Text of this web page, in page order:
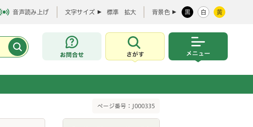
音声読み上げ 文字サイズ 標準 拡大 背景色 黒 白 黄
お問合せ
さがす
ページ番号：J000335